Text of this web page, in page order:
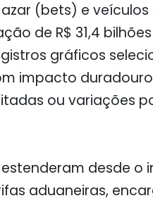
(bets) e
de R$ 31,4
gráficos
impacto
ou variações
desde o
aduaneiras,